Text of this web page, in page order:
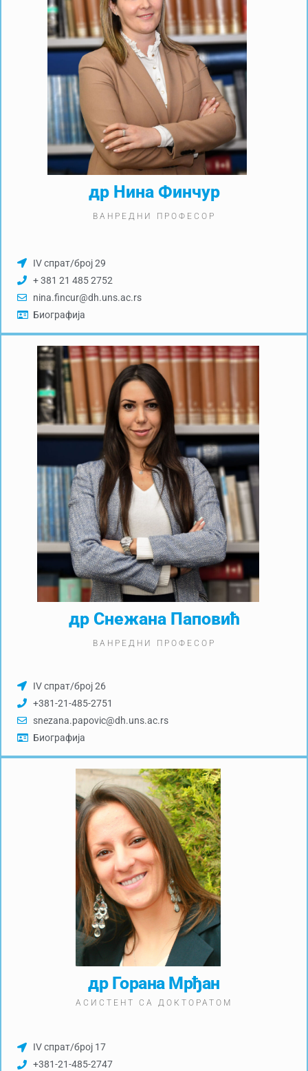
др Нина Финчур
ВАНРЕДНИ ПРОФЕСОР
IV спрат/број 29
+ 381 21 485 2752
nina.fincur@dh.uns.ac.rs
Биографија
др Снежана Паповић
ВАНРЕДНИ ПРОФЕСОР
IV спрат/број 26
+381-21-485-2751
snezana.papovic@dh.uns.ac.rs
Биографија
др Горана Мрђан
АСИСТЕНТ СА ДОКТОРАТОМ
IV спрат/број 17
+381-21-485-2747